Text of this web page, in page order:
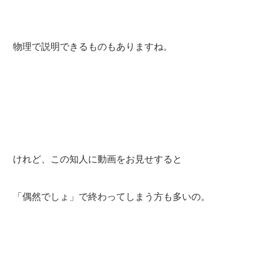
物理で説明できるものもありますね。
けれど、この知人に動画をお見せすると
「偶然でしょ」で終わってしまう方も多いの。